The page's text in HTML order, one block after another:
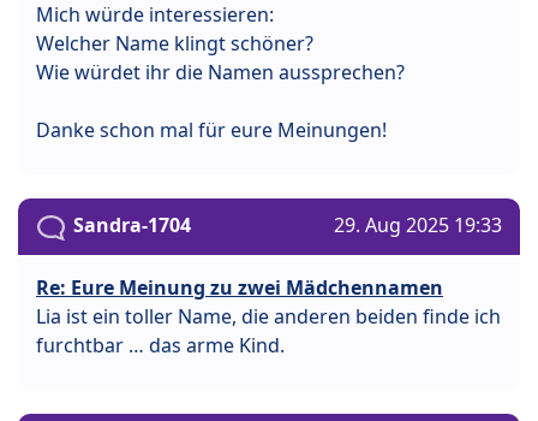
Mich würde interessieren:
Welcher Name klingt schöner?
Wie würdet ihr die Namen aussprechen?
Danke schon mal für eure Meinungen!
Sandra-1704 29. Aug 2025 19:33
Re: Eure Meinung zu zwei Mädchennamen
Lia ist ein toller Name, die anderen beiden finde ich
furchtbar … das arme Kind.